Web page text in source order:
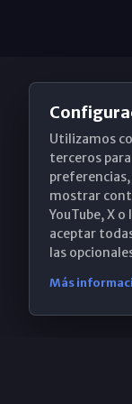
Utilizamos
terceros
mostrar
YouTube, X
aceptar
las
Más